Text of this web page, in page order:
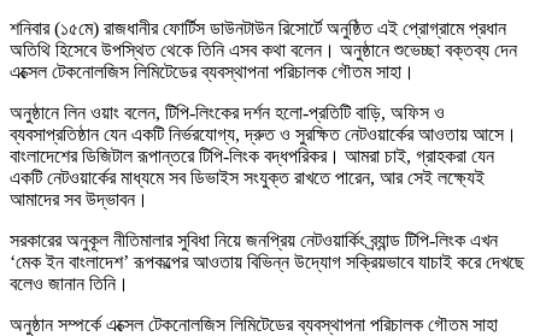
শনিবার (১৫মে) রাজধানীর ফোর্টিস ডাউনটাউন রিসোর্টে অনুষ্ঠিত এই প্রোগ্রামে প্রধান
অতিথি হিসেবে উপস্থিত থেকে তিনি এসব কথা বলেন। অনুষ্ঠানে শুভেচ্ছা বক্তব্য দেন
এক্সেল টেকনোলজিস লিমিটেডের ব্যবস্থাপনা পরিচালক গৌতম সাহা।
অনুষ্ঠানে লিন ওয়াং বলেন, টিপি-লিংকের দর্শন হলো-প্রতিটি বাড়ি, অফিস ও
ব্যবসাপ্রতিষ্ঠান যেন একটি নির্ভরযোগ্য, দ্রুত ও সুরক্ষিত নেটওয়ার্কের আওতায় আসে।
বাংলাদেশের ডিজিটাল রূপান্তরে টিপি-লিংক বদ্ধপরিকর। আমরা চাই, গ্রাহকরা যেন
একটি নেটওয়ার্কের মাধ্যমে সব ডিভাইস সংযুক্ত রাখতে পারেন, আর সেই লক্ষ্যেই
আমাদের সব উদ্ভাবন।
সরকারের অনুকূল নীতিমালার সুবিধা নিয়ে জনপ্রিয় নেটওয়ার্কিং ব্র্যান্ড টিপি-লিংক এখন
‘মেক ইন বাংলাদেশ’ রূপকল্পের আওতায় বিভিন্ন উদ্যোগ সক্রিয়ভাবে যাচাই করে দেখছে
বলেও জানান তিনি।
অনুষ্ঠান সম্পর্কে এক্সেল টেকনোলজিস লিমিটেডের ব্যবস্থাপনা পরিচালক গৌতম সাহা